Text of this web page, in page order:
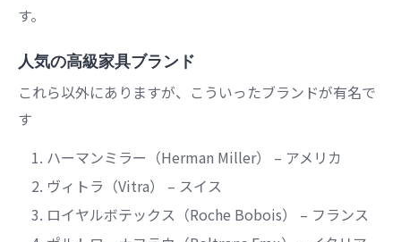
す。
人気の高級家具ブランド
これら以外にありますが、こういったブランドが有名で
す
ハーマンミラー（Herman Miller） – アメリカ
ヴィトラ（Vitra） – スイス
ロイヤルボテックス（Roche Bobois） – フランス